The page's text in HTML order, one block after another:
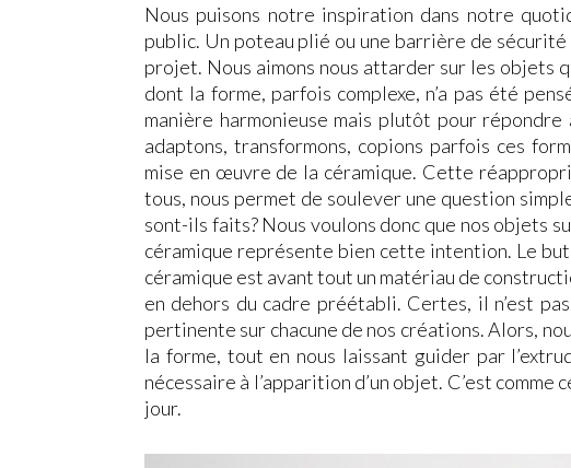
Nous puisons notre inspiration dans notre
public. Un poteau plié ou une barrière de
projet. Nous aimons nous attarder sur les objets
dont la forme, parfois complexe, n’a pas été
manière harmonieuse mais plutôt pour
adaptons, transformons, copions parfois ces
mise en œuvre de la céramique. Cette
tous, nous permet de soulever une question
sont-ils faits? Nous voulons donc que nos objets
céramique représente bien cette intention. Le
céramique est avant tout un matériau de
en dehors du cadre préétabli. Certes, il n’est
pertinente sur chacune de nos créations. Alors,
la forme, tout en nous laissant guider par
nécessaire à l’apparition d’un objet. C’est comme
jour.